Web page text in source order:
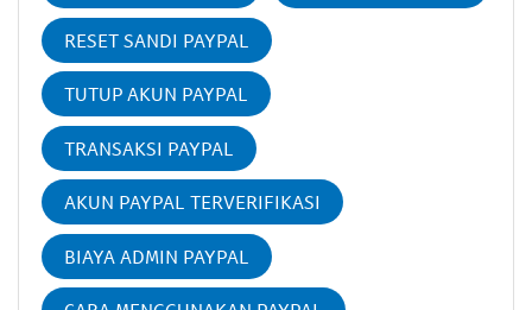
RESET SANDI PAYPAL
TUTUP AKUN PAYPAL
TRANSAKSI PAYPAL
AKUN PAYPAL TERVERIFIKASI
BIAYA ADMIN PAYPAL